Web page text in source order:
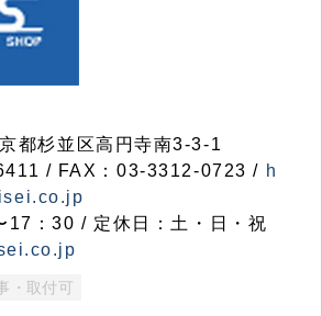
都杉並区高円寺南3-3-1
/ FAX：03-3312-0723 / h
17：30 / 定休日：土・日・祝
・取付可